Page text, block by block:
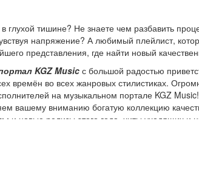
глухой тишине? Не знаете чем разбавить
напряжение? А любимый плейлист,
представления, где найти новый
KGZ Music с большой радостью
времён во всех жанровых стилистиках.
на музыкальном портале KGZ Music!
вашему вниманию богатую коллекцию
и новые релизы этого года, хиты уходящих и
постоянные новинки, большой